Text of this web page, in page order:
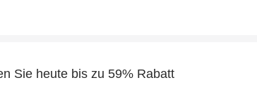
Sie heute bis zu 59% Rabatt